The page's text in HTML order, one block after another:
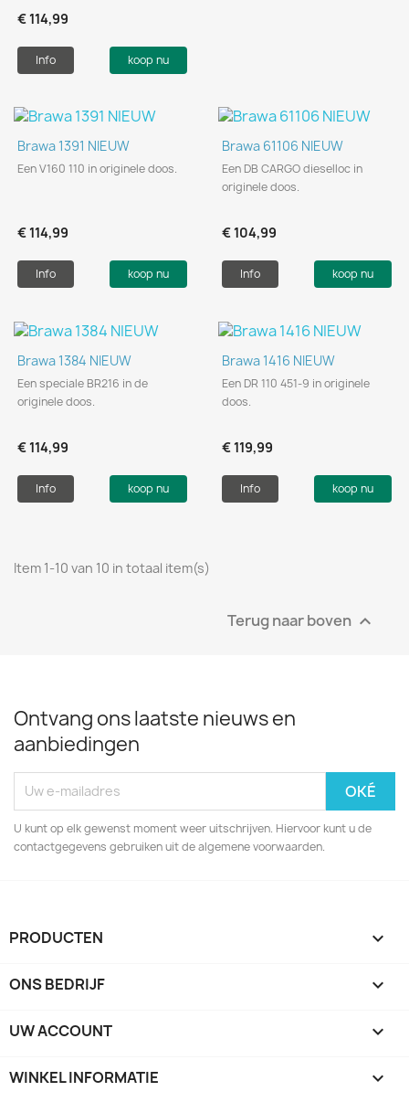
€ 114,99
Info koop nu
Brawa 1391 NIEUW
Een V160 110 in originele doos.
€ 114,99
Info koop nu
Brawa 61106 NIEUW
Een DB CARGO dieselloc in
originele doos.
€ 104,99
Info koop nu
Brawa 1384 NIEUW
Een speciale BR216 in de
originele doos.
€ 114,99
Info koop nu
Brawa 1416 NIEUW
Een DR 110 451-9 in originele
doos.
€ 119,99
Info koop nu
Item 1-10 van 10 in totaal item(s)
Terug naar boven 
Ontvang ons laatste nieuws en
aanbiedingen
U kunt op elk gewenst moment weer uitschrijven. Hiervoor kunt u de
contactgegevens gebruiken uit de algemene voorwaarden.
PRODUCTEN 
ONS BEDRIJF 
UW ACCOUNT 
WINKEL INFORMATIE keyboard_arrow_down